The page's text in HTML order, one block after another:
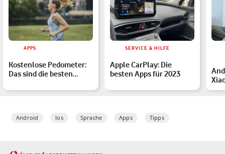
APPS
Kostenlose Pedometer:
Das sind die besten
SERVICE & HILFE
Apple CarPlay: Die
besten Apps für 2023
Android Ios Sprache Apps Tipps